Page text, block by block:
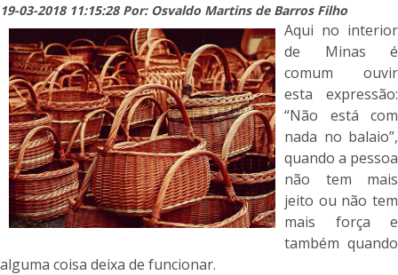
19-03-2018 11:15:28 Por: Osvaldo Martins de Barros Filho
Aqui no interior
de Minas é
comum ouvir
esta expressão:
“Não está com
nada no balaio”,
quando a pessoa
não tem mais
jeito ou não tem
mais força e
também quando
alguma coisa deixa de funcionar.